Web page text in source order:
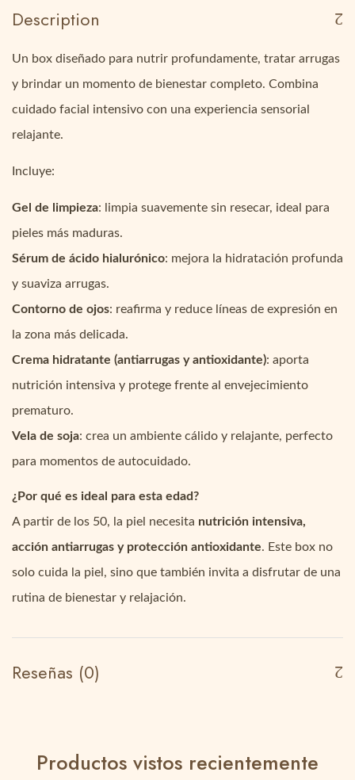
Description
Un box diseñado para nutrir profundamente, tratar arrugas
y brindar un momento de bienestar completo. Combina
cuidado facial intensivo con una experiencia sensorial
relajante.
Incluye:
Gel de limpieza: limpia suavemente sin resecar, ideal para
pieles más maduras.
Sérum de ácido hialurónico: mejora la hidratación profunda
y suaviza arrugas.
Contorno de ojos: reafirma y reduce líneas de expresión en
la zona más delicada.
Crema hidratante (antiarrugas y antioxidante): aporta
nutrición intensiva y protege frente al envejecimiento
prematuro.
Vela de soja: crea un ambiente cálido y relajante, perfecto
para momentos de autocuidado.
¿Por qué es ideal para esta edad?
A partir de los 50, la piel necesita nutrición intensiva,
acción antiarrugas y protección antioxidante. Este box no
solo cuida la piel, sino que también invita a disfrutar de una
rutina de bienestar y relajación.
Reseñas (0)
Productos vistos recientemente